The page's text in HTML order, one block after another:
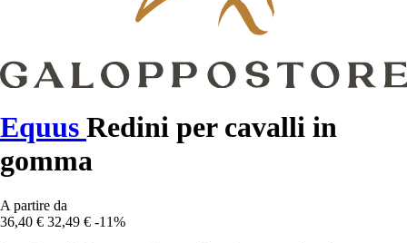
Equus Redini per cavalli in
gomma
A partire da
36,40 € 32,49 € -11%